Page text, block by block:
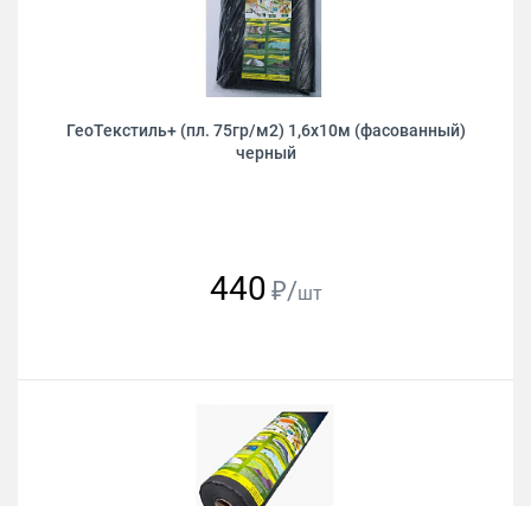
ГеоТекстиль+ (пл. 75гр/м2) 1,6х10м (фасованный)
черный
440 ₽/шт